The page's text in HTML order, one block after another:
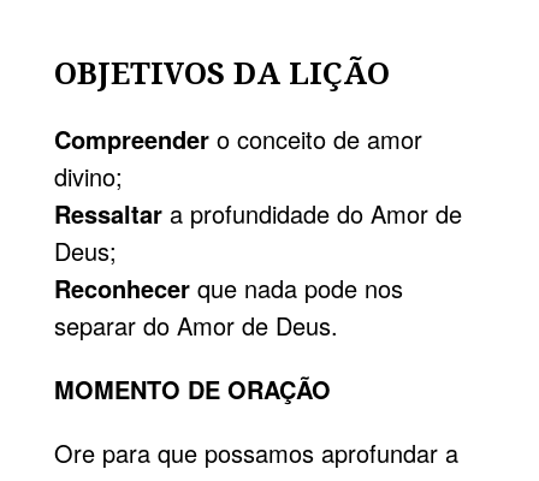
OBJETIVOS DA LIÇÃO
Compreender o conceito de amor
divino;
Ressaltar a profundidade do Amor de
Deus;
Reconhecer que nada pode nos
separar do Amor de Deus.
MOMENTO DE ORAÇÃO
Ore para que possamos aprofundar a